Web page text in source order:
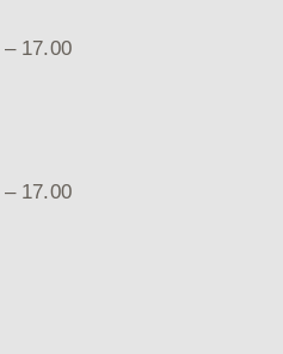
17.00
17.00